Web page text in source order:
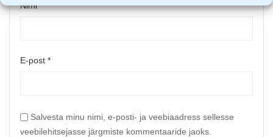
Nimi*
E-post *
Salvesta minu nimi, e-posti- ja veebiaadress sellesse
veebilehitsejasse järgmiste kommentaaride jaoks.